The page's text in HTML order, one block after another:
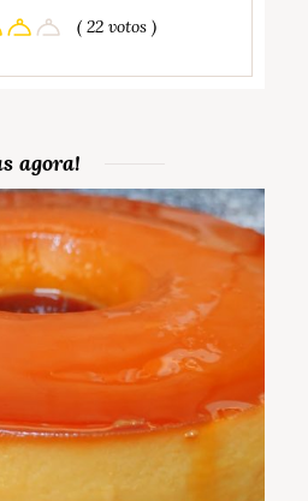
( 22 votos )
agora!